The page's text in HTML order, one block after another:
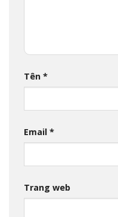
Tên *
Email *
Trang web